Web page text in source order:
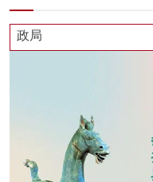
政局